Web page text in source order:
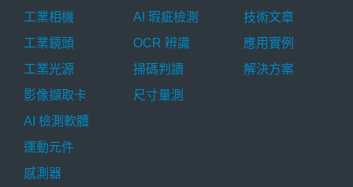
工業相機
工業鏡頭
工業光源
影像擷取卡
AI 檢測軟體
運動元件
感測器
AI 瑕疵檢測
OCR 辨識
掃碼判讀
尺寸量測
技術文章
應用實例
解決方案